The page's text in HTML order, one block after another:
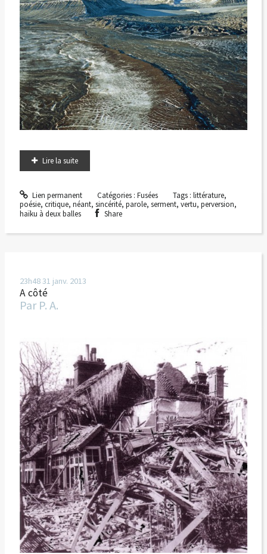
Lire la suite
Lien permanent Catégories : Fusées Tags : littérature,
poésie, critique, néant, sincérité, parole, serment, vertu, perversion,
haïku à deux balles
Share
23h4831 janv. 2013
A côté
Par P. A.